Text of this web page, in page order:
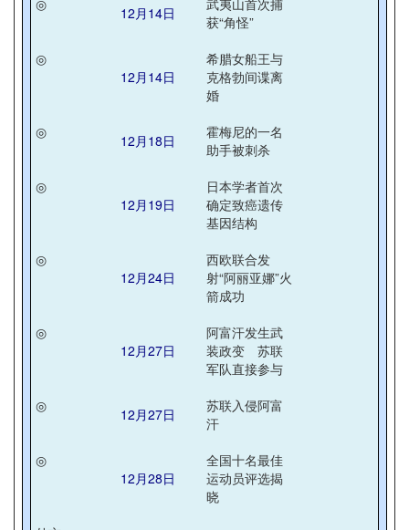
◎
12月14日
武夷山首次捕
获“角怪”
◎
12月14日
希腊女船王与
克格勃间谍离
婚
◎
12月18日
霍梅尼的一名
助手被刺杀
◎
12月19日
日本学者首次
确定致癌遗传
基因结构
◎
12月24日
西欧联合发
射“阿丽亚娜”火
箭成功
◎
12月27日
阿富汗发生武
装政变 苏联
军队直接参与
◎
12月27日
苏联入侵阿富
汗
◎
12月28日
全国十名最佳
运动员评选揭
晓